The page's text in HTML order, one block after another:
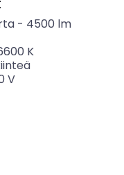
- 4500 lm
K
V